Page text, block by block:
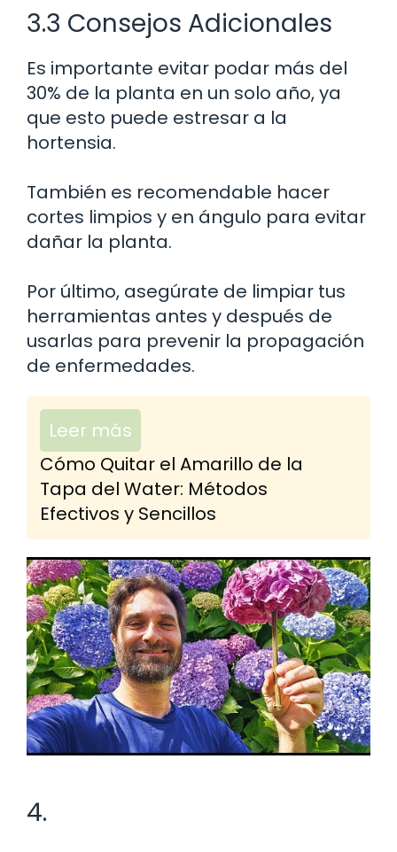
3.3 Consejos Adicionales
Es importante evitar podar más del
30% de la planta en un solo año, ya
que esto puede estresar a la
hortensia.
También es recomendable hacer
cortes limpios y en ángulo para evitar
dañar la planta.
Por último, asegúrate de limpiar tus
herramientas antes y después de
usarlas para prevenir la propagación
de enfermedades.
Leer más
Cómo Quitar el Amarillo de la
Tapa del Water: Métodos
Efectivos y Sencillos
4.